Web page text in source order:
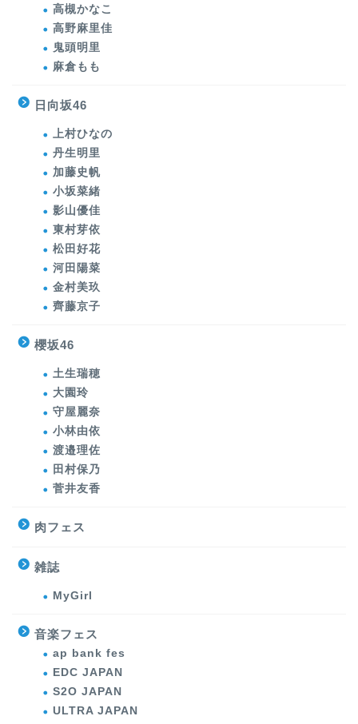
高槻かなこ
高野麻里佳
鬼頭明里
麻倉もも
日向坂46
上村ひなの
丹生明里
加藤史帆
小坂菜緒
影山優佳
東村芽依
松田好花
河田陽菜
金村美玖
齊藤京子
櫻坂46
土生瑞穂
大園玲
守屋麗奈
小林由依
渡邉理佐
田村保乃
菅井友香
肉フェス
雑誌
MyGirl
音楽フェス
ap bank fes
EDC JAPAN
S2O JAPAN
ULTRA JAPAN